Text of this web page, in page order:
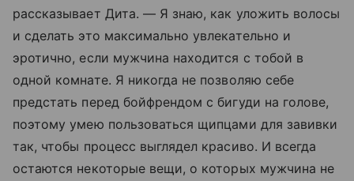
рассказывает Дита. — Я знаю, как уложить волосы
и сделать это максимально увлекательно и
эротично, если мужчина находится с тобой в
одной комнате. Я никогда не позволяю себе
предстать перед бойфрендом с бигуди на голове,
поэтому умею пользоваться щипцами для завивки
так, чтобы процесс выглядел красиво. И всегда
остаются некоторые вещи, о которых мужчина не